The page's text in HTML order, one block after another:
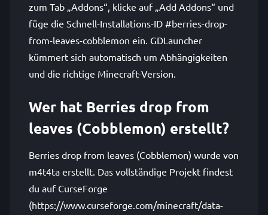
zum Tab „Addons“, klicke auf „Add Addons“ und
füge die Schnell-Installations-ID #berries-drop-
from-leaves-cobblemon ein. GDLauncher
kümmert sich automatisch um Abhängigkeiten
und die richtige Minecraft-Version.
Wer hat Berries drop from
leaves (Cobblemon) erstellt?
Berries drop from leaves (Cobblemon) wurde von
m4t4ta erstellt. Das vollständige Projekt findest
du auf CurseForge
(https://www.curseforge.com/minecraft/data-